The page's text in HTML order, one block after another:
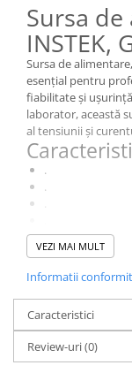
Sursa
INSTEK,
Sursa de alimentare,
esențial pentru
fiabilitate și
laborator, această
al tensiunii și
.
.
.
.
De ce să
avansate și
perfectă pentru
VEZI MAI MULT
Informatii
Caracteristici
Review-uri(0)